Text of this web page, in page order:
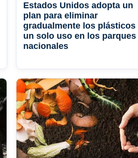
Estados Unidos adopta un
plan para eliminar
gradualmente los plásticos
un solo uso en los parques
nacionales